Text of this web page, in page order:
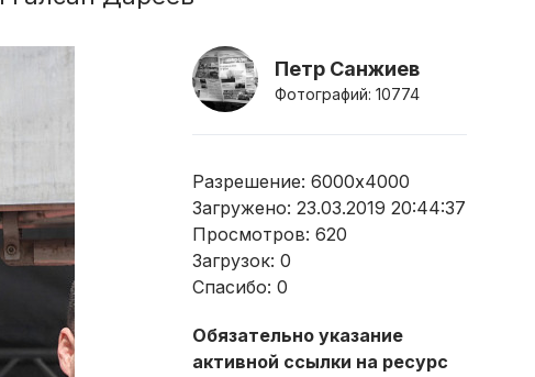
Петр Санжиев
Фотографий: 10774
Разрешение: 6000x4000
Загружено: 23.03.2019 20:44:37
Просмотров: 620
Загрузок: 0
Спасибо: 0
Обязательно указание
активной ссылки на ресурс